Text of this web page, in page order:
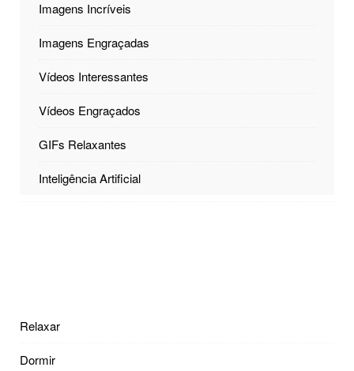
Imagens Incríveis
Imagens Engraçadas
Vídeos Interessantes
Vídeos Engraçados
GIFs Relaxantes
Inteligência Artificial
Relaxar
Dormir